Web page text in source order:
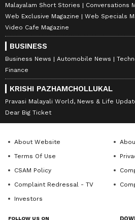
Malayalam Short Stories
Conversations
Web Exclusive Magazine
Web Specials
Video Cafe Magazine
BUSINESS
Business News Automobile News
Finance
KRISHI PAZHAMCHOLLUKAL
Pravasi Malayali World, News & Life
Dear Big Ticket
About Website
Terms Of Use
CSAM Policy
Complaint Redressal - TV
Investors
FOLLOW US ON